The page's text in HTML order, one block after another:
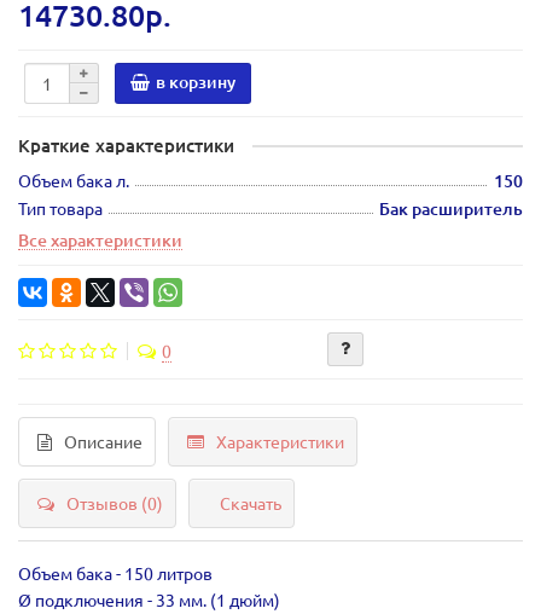
14730.80р.
в корзину
Краткие характеристики
Объем бака л. 150
Тип товара
Бак расширитель
Все характеристики
0
Описание Характеристики
Отзывов (0) Скачать
Объем бака - 150 литров
Ø подключения - 33 мм. (1 дюйм)